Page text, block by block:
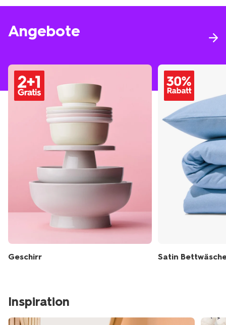
Angebote
Geschirr Satin
Inspiration